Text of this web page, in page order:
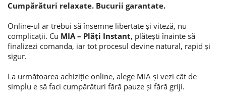
Cumpărături relaxate. Bucurii garantate.
Online-ul ar trebui să însemne libertate și viteză, nu
complicații. Cu MIA – Plăți Instant, plătești înainte să
finalizezi comanda, iar tot procesul devine natural, rapid și
sigur.
La următoarea achiziție online, alege MIA și vezi cât de
simplu e să faci cumpărături fără pauze și fără griji.